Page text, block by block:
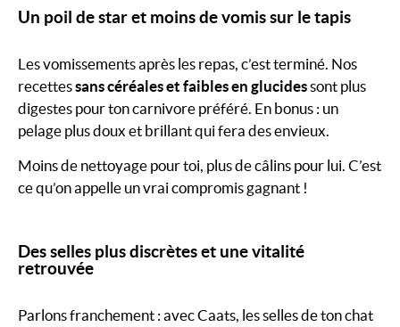
Un poil de star et moins de vomis sur le tapis
Les vomissements après les repas, c’est terminé. Nos
recettessans céréales et faibles en glucidessont plus
digestes pour ton carnivore préféré. En bonus : un
pelage plus doux et brillant qui fera des envieux.
Moins de nettoyage pour toi, plus de câlins pour lui. C’est
ce qu’on appelle un vrai compromis gagnant !
Des selles plus discrètes et une vitalité
retrouvée
Parlons franchement : avec Caats, les selles de ton chat